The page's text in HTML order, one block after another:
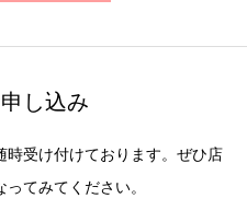
し込み
受け付けております。ぜひ店
てみてください。